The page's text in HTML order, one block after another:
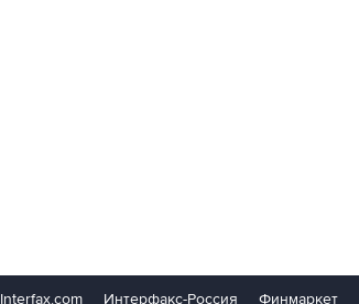
Interfax.com Интерфакс-Россия Финмаркет